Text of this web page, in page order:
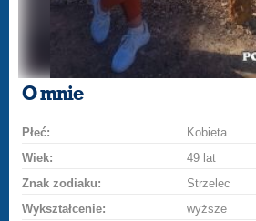
O mnie
Płeć:
Kobieta
Wiek:
49 lat
Znak zodiaku:
Strzelec
Wykształcenie:
wyższe